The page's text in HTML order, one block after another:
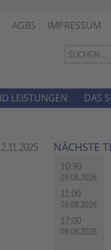
AGBS IMPRESSUM
NÄCHSTE
10:30
09.08.2026
11:00
09.08.2026
17:00
09.08.2026
LEISTUNGEN DAS